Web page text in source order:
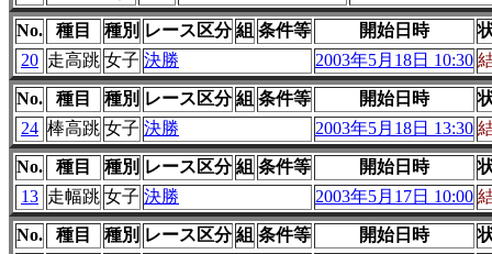
No. 種目 種別 レース区分 組 条件等 開始日時
20 走高跳 女子 決勝 2003年5月18日 10:30
No. 種目 種別 レース区分 組 条件等 開始日時
24 棒高跳 女子 決勝 2003年5月18日 13:30
No. 種目 種別 レース区分 組 条件等 開始日時
13 走幅跳 女子 決勝 2003年5月17日 10:00
No. 種目 種別 レース区分 組 条件等 開始日時